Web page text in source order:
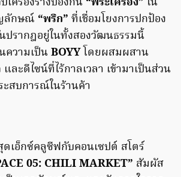
ลักษณ์ “พริก” ที่เชื่อมโยงการปกป้อง
ปรากฎอยู่ในทั้งสองวัฒนธรรมนี้
วามเป็นBOYYโดยผสมผสาน
ละดีไซน์ที่ไร้กาลเวลา เข้ามาเป็นส่วน
ะสบการณ์ในร้านค้า
เอ็กซ์คลูซีฟกับคอนเซปต์ สโตร์
05: CHILI MARKET” สัมผัส